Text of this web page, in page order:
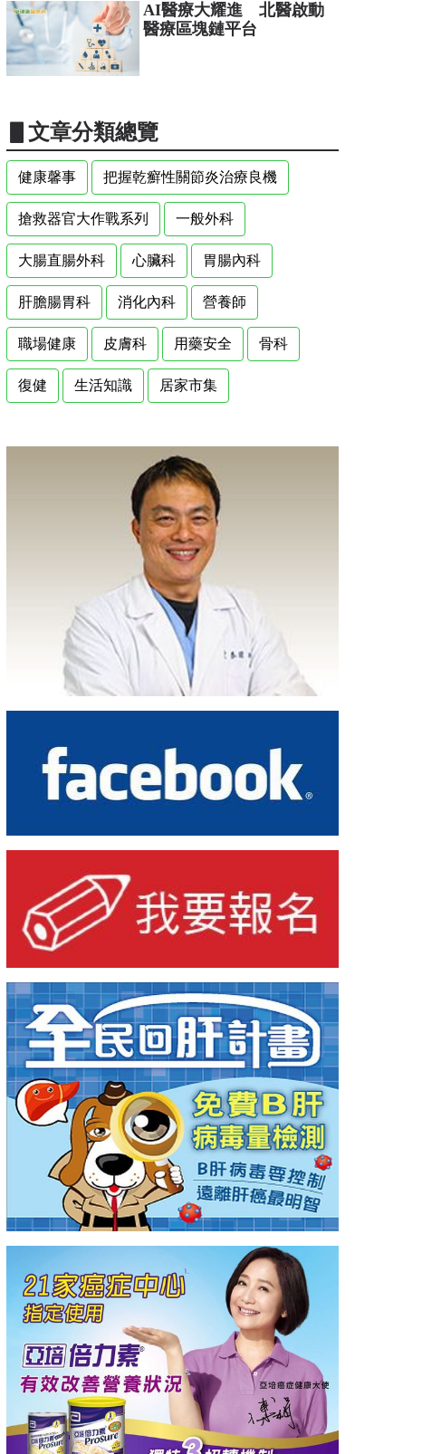
AI醫療大耀進 北醫啟動
醫療區塊鏈平台
▋文章分類總覽
健康馨事 把握乾癬性關節炎治療良機
搶救器官大作戰系列 一般外科
大腸直腸外科 心臟科 胃腸內科
肝膽腸胃科 消化內科 營養師
職場健康 皮膚科 用藥安全 骨科
復健 生活知識 居家市集